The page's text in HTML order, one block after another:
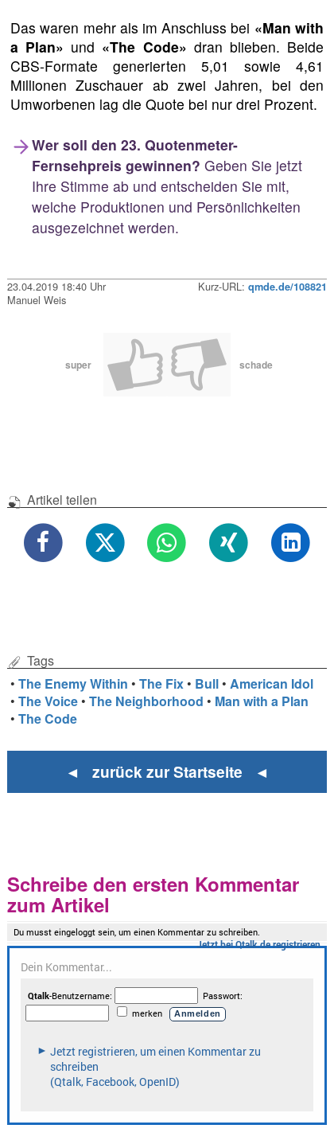
Das waren mehr als im Anschluss bei «Man with
a Plan» und «The Code» dran blieben. Beide
CBS-Formate generierten 5,01 sowie 4,61
Millionen Zuschauer ab zwei Jahren, bei den
Umworbenen lag die Quote bei nur drei Prozent.
Wer soll den 23. Quotenmeter-
Fernsehpreis gewinnen? Geben Sie jetzt
Ihre Stimme ab und entscheiden Sie mit,
welche Produktionen und Persönlichkeiten
ausgezeichnet werden.
23.04.2019 18:40 Uhr Kurz-URL: qmde.de/108821
Manuel Weis
super schade
Artikel teilen
Tags
•The Enemy Within •The Fix • Bull •American Idol
•The Voice •The Neighborhood • Man with a Plan
•The Code
◄ zurück zur Startseite ◄
Schreibe den ersten Kommentar
zum Artikel